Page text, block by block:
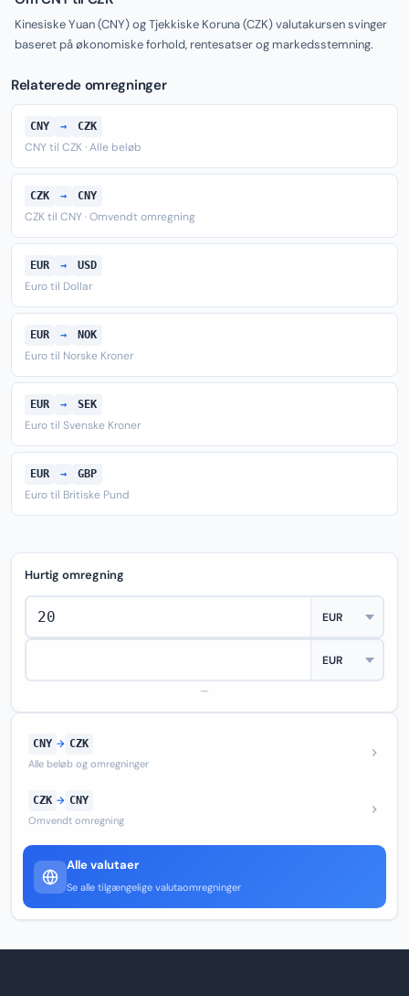
Kinesiske Yuan (CNY) og Tjekkiske Koruna (CZK) valutakursen svinger
baseret på økonomiske forhold, rentesatser og markedsstemning.
Relaterede omregninger
CNY → CZK
CNY til CZK · Alle beløb
CZK → CNY
CZK til CNY · Omvendt omregning
EUR → USD
Euro til Dollar
EUR → NOK
Euro til Norske Kroner
EUR → SEK
Euro til Svenske Kroner
EUR → GBP
Euro til Britiske Pund
Hurtig omregning
—
CNY → CZK
Alle beløb og omregninger
CZK → CNY
Omvendt omregning
Alle valutaer
Se alle tilgængelige valutaomregninger